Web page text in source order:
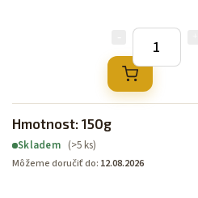
Hmotnost: 150g
Skladem (>5 ks)
Môžeme doručiť do: 12.08.2026